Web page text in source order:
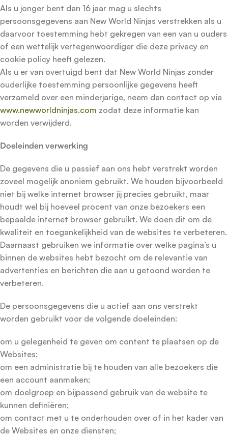
Als u jonger bent dan 16 jaar mag u slechts
persoonsgegevens aan New World Ninjas verstrekken als u
daarvoor toestemming hebt gekregen van een van u ouders
of een wettelijk vertegenwoordiger die deze privacy en
cookie policy heeft gelezen.
Als u er van overtuigd bent dat New World Ninjas zonder
ouderlijke toestemming persoonlijke gegevens heeft
verzameld over een minderjarige, neem dan contact op via
www.newworldninjas.com zodat deze informatie kan
worden verwijderd.
Doeleinden verwerking
De gegevens die u passief aan ons hebt verstrekt worden
zoveel mogelijk anoniem gebruikt. We houden bijvoorbeeld
niet bij welke internet browser jij precies gebruikt, maar
houdt wel bij hoeveel procent van onze bezoekers een
bepaalde internet browser gebruikt. We doen dit om de
kwaliteit en toegankelijkheid van de websites te verbeteren.
Daarnaast gebruiken we informatie over welke pagina’s u
binnen de websites hebt bezocht om de relevantie van
advertenties en berichten die aan u getoond worden te
verbeteren.
De persoonsgegevens die u actief aan ons verstrekt
worden gebruikt voor de volgende doeleinden:
om u gelegenheid te geven om content te plaatsen op de
Websites;
om een administratie bij te houden van alle bezoekers die
een account aanmaken;
om doelgroep en bijpassend gebruik van de website te
kunnen definiëren;
om contact met u te onderhouden over of in het kader van
de Websites en onze diensten;